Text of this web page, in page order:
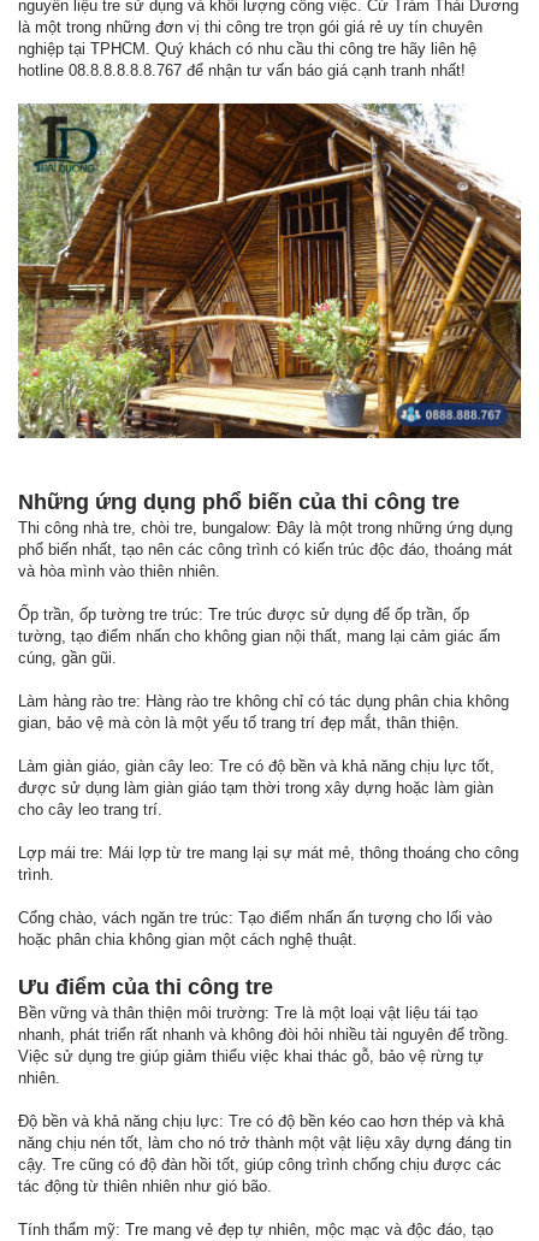
nguyên liệu tre sử dụng và khối lượng công việc. Cừ Tràm Thái Dương
là một trong những đơn vị thi công tre trọn gói giá rẻ uy tín chuyên
nghiệp tại TPHCM. Quý khách có nhu cầu thi công tre hãy liên hệ
hotline 08.8.8.8.8.8.767 để nhận tư vấn báo giá cạnh tranh nhất!
Những ứng dụng phổ biến của thi công tre
Thi công nhà tre, chòi tre, bungalow: Đây là một trong những ứng dụng
phổ biến nhất, tạo nên các công trình có kiến trúc độc đáo, thoáng mát
và hòa mình vào thiên nhiên.
Ốp trần, ốp tường tre trúc: Tre trúc được sử dụng để ốp trần, ốp
tường, tạo điểm nhấn cho không gian nội thất, mang lại cảm giác ấm
cúng, gần gũi.
Làm hàng rào tre: Hàng rào tre không chỉ có tác dụng phân chia không
gian, bảo vệ mà còn là một yếu tố trang trí đẹp mắt, thân thiện.
Làm giàn giáo, giàn cây leo: Tre có độ bền và khả năng chịu lực tốt,
được sử dụng làm giàn giáo tạm thời trong xây dựng hoặc làm giàn
cho cây leo trang trí.
Lợp mái tre: Mái lợp từ tre mang lại sự mát mẻ, thông thoáng cho công
trình.
Cổng chào, vách ngăn tre trúc: Tạo điểm nhấn ấn tượng cho lối vào
hoặc phân chia không gian một cách nghệ thuật.
Ưu điểm của thi công tre
Bền vững và thân thiện môi trường: Tre là một loại vật liệu tái tạo
nhanh, phát triển rất nhanh và không đòi hỏi nhiều tài nguyên để trồng.
Việc sử dụng tre giúp giảm thiểu việc khai thác gỗ, bảo vệ rừng tự
nhiên.
Độ bền và khả năng chịu lực: Tre có độ bền kéo cao hơn thép và khả
năng chịu nén tốt, làm cho nó trở thành một vật liệu xây dựng đáng tin
cậy. Tre cũng có độ đàn hồi tốt, giúp công trình chống chịu được các
tác động từ thiên nhiên như gió bão.
Tính thẩm mỹ: Tre mang vẻ đẹp tự nhiên, mộc mạc và độc đáo, tạo